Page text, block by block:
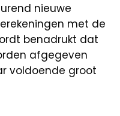
nieuwe
met de
benadrukt dat
afgegeven
voldoende groot